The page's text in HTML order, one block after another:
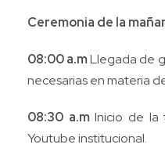
Ceremonia de la
08:00 a.mLlegada de
necesarias en materia
08:30 a.mInicio de la
Youtube institucional.